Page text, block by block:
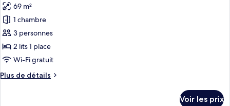
of
house)
2
lits
une
place
(5~7F,
Run
of
photos
pour
ce
type
de
chambre :
Suite,
69 m²
1 chambre
3 personnes
2 lits 1 place
Wi-Fi gratuit
Plus de détails
Plus
Voir les prix